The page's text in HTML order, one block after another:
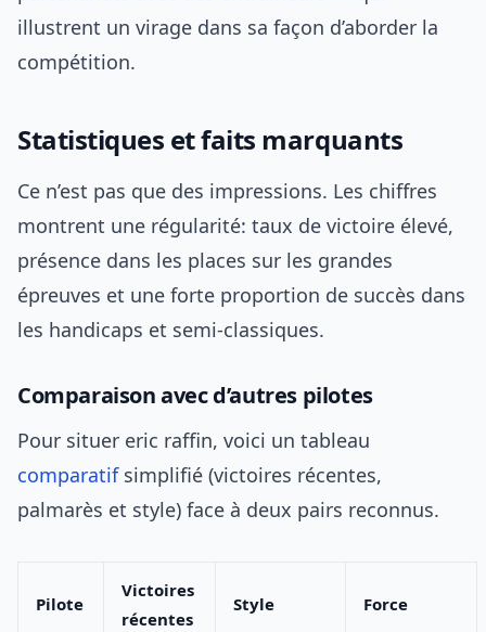
illustrent un virage dans sa façon d’aborder la
compétition.
Statistiques et faits marquants
Ce n’est pas que des impressions. Les chiffres
montrent une régularité: taux de victoire élevé,
présence dans les places sur les grandes
épreuves et une forte proportion de succès dans
les handicaps et semi-classiques.
Comparaison avec d’autres pilotes
Pour situer eric raffin, voici un tableau
comparatifsimplifié (victoires récentes,
palmarès et style) face à deux pairs reconnus.
Pilote
Victoires
récentes
Style Force